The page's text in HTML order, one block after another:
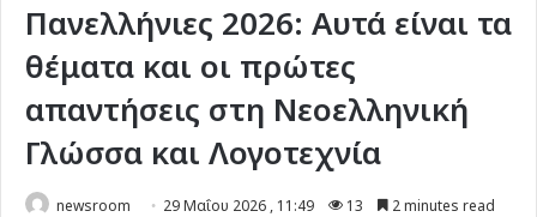
Πανελλήνιες 2026: Αυτά είναι τα
θέματα και οι πρώτες
απαντήσεις στη Νεοελληνική
Γλώσσα και Λογοτεχνία
newsroom 29 Μαΐου 2026 , 11:49 13 2 minutes read